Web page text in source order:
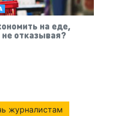
на еде,
не отказывая?
журналистам